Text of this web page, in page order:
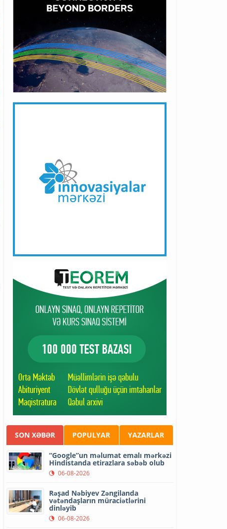
SON XƏBƏR POPULYAR YAZARLAR
“Google”un məlumat emalı mərkəzi
Hindistanda etirazlara səbəb olub
06-08-2026
Rəşad Nəbiyev Zəngilanda
vətəndaşların müraciətlərini
dinləyib
06-08-2026